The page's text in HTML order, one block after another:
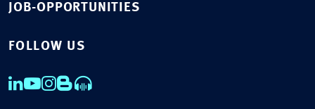
JOB-OPPORTUNITIES
FOLLOW US